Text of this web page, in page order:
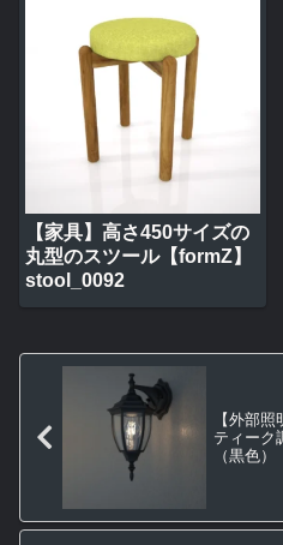
【家具】高さ450サイズの
丸型のスツール【formZ】
stool_0092
【外部
ティーク
（黒色